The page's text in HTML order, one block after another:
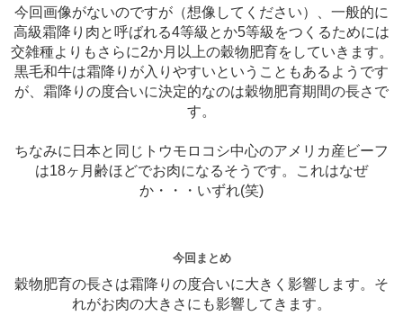
今回画像がないのですが（想像してください）、一般的に
高級霜降り肉と呼ばれる4等級とか5等級をつくるためには
交雑種よりもさらに2か月以上の穀物肥育をしていきます。
黒毛和牛は霜降りが入りやすいということもあるようです
が、霜降りの度合いに決定的なのは穀物肥育期間の長さで
す。
ちなみに日本と同じトウモロコシ中心のアメリカ産ビーフ
は18ヶ月齢ほどでお肉になるそうです。これはなぜ
か・・・いずれ(笑)
今回まとめ
穀物肥育の長さは霜降りの度合いに大きく影響します。そ
れがお肉の大きさにも影響してきます。